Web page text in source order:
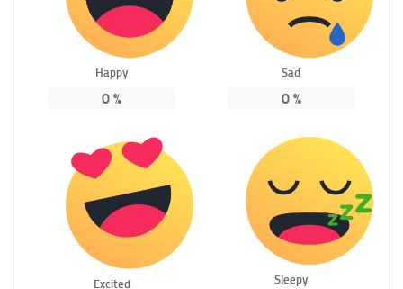
Happy
0 %
Sad
0%
Excited Sleepy